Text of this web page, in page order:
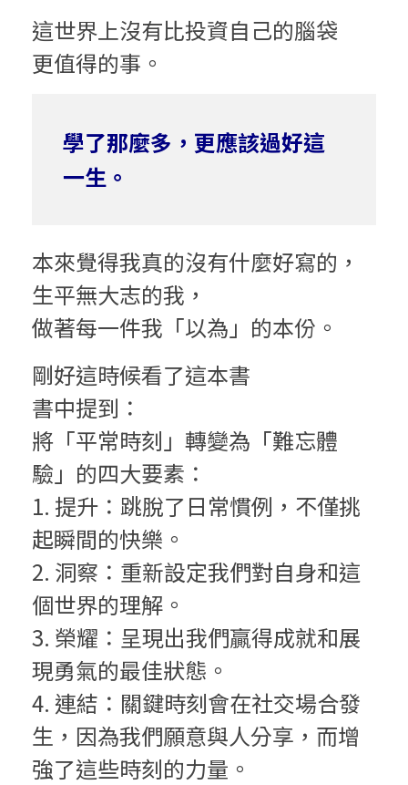
這世界上沒有比投資自己的腦袋
更值得的事。
學了那麼多，更應該過好這
一生。
本來覺得我真的沒有什麼好寫的，
生平無大志的我，
做著每一件我「以為」的本份。
剛好這時候看了這本書
書中提到：
將「平常時刻」轉變為「難忘體
驗」的四大要素：
1. 提升：跳脫了日常慣例，不僅挑
起瞬間的快樂。
2. 洞察：重新設定我們對自身和這
個世界的理解。
3. 榮耀：呈現出我們贏得成就和展
現勇氣的最佳狀態。
4. 連結：關鍵時刻會在社交場合發
生，因為我們願意與人分享，而增
強了這些時刻的力量。